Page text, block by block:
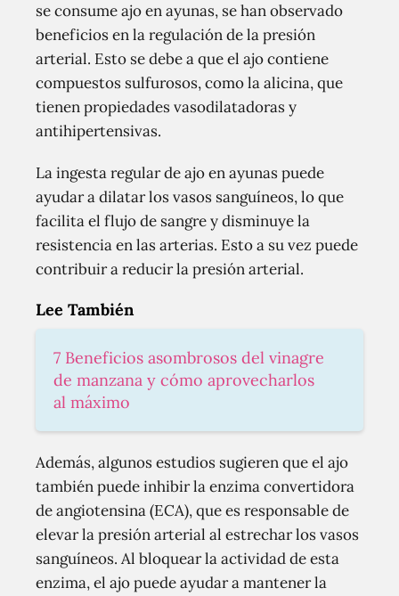
se consume ajo en ayunas, se han observado
beneficios en la regulación de la presión
arterial. Esto se debe a que el ajo contiene
compuestos sulfurosos, como la alicina, que
tienen propiedades vasodilatadoras y
antihipertensivas.
La ingesta regular de ajo en ayunas puede
ayudar a dilatar los vasos sanguíneos, lo que
facilita el flujo de sangre y disminuye la
resistencia en las arterias. Esto a su vez puede
contribuir a reducir la presión arterial.
Lee También
7 Beneficios asombrosos del vinagre
de manzana y cómo aprovecharlos
al máximo
Además, algunos estudios sugieren que el ajo
también puede inhibir la enzima convertidora
de angiotensina (ECA), que es responsable de
elevar la presión arterial al estrechar los vasos
sanguíneos. Al bloquear la actividad de esta
enzima, el ajo puede ayudar a mantener la